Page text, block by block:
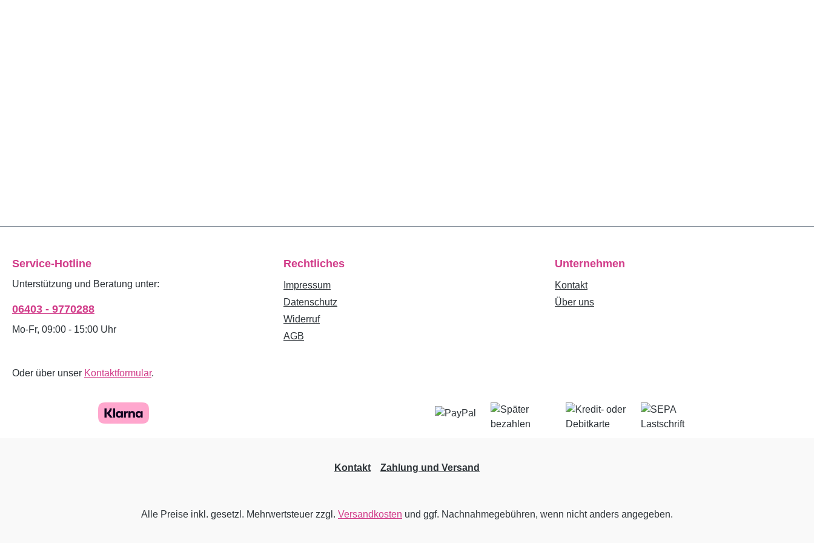
Service-Hotline
Unterstützung und Beratung unter:
06403 - 9770288
Mo-Fr, 09:00 - 15:00 Uhr
Oder über unser Kontaktformular.
Rechtliches
Impressum
Datenschutz
Widerruf
AGB
Unternehmen
Kontakt
Über uns
Kontakt Zahlung und Versand
Alle Preise inkl. gesetzl. Mehrwertsteuer zzgl. Versandkosten und ggf. Nachnahmegebühren, wenn nicht anders angegeben.